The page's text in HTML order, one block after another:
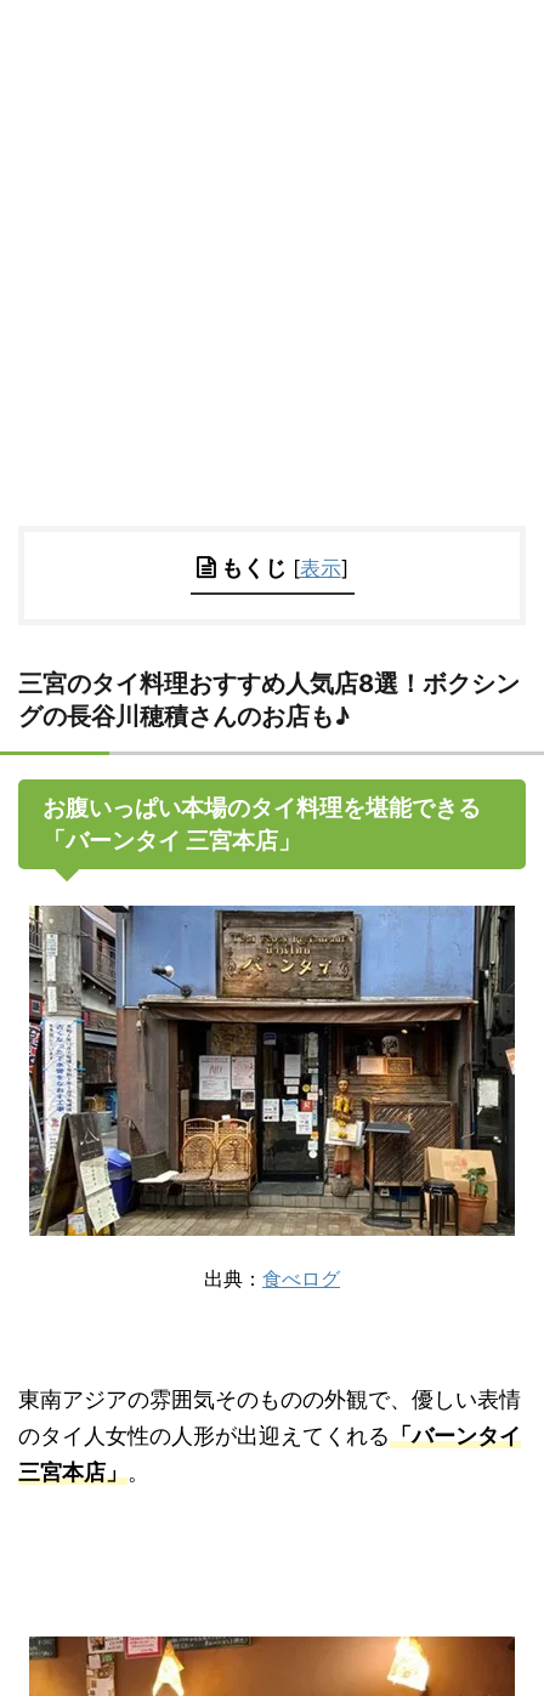
もくじ [表示]
三宮のタイ料理おすすめ人気店8選！ボクシン
グの長谷川穂積さんのお店も♪
お腹いっぱい本場のタイ料理を堪能できる
「バーンタイ 三宮本店」
出典： 食べログ
東南アジアの雰囲気そのものの外観で、優しい表情
のタイ人女性の人形が出迎えてくれる「バーンタイ
三宮本店」。